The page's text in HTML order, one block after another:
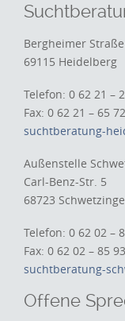
Bergheimer
69115 Heidelberg
Telefon: 0 62 21 –
Fax: 0 62 21 – 65
suchtberatung-
Außenstelle
Carl-Benz-Str. 5
68723
Telefon: 0 62 02 –
Fax: 0 62 02 – 85
suchtberatung-
Offene